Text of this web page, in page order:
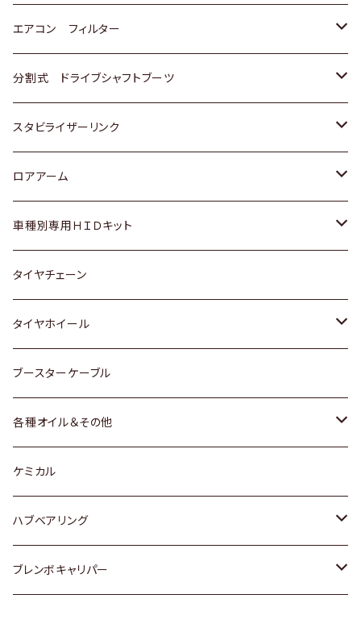
スバル
マツダ
三菱
スバル
三菱
スバル
スズキ
日産
いすゞ
ダイハツ
マツダ
三菱
スバル
レクサス
トヨタ
ホンダ
スズキ
日産
ダイハツ
マツダ
三菱
スバル
エアコン フィルター
トヨタ
ホンダ
スズキ
日産
いすゞ
ダイハツ
マツダ
三菱
スバル
分割式 ドライブシャフトブーツ
トヨタ
ホンダ
スズキ
日産
ダイハツ
スバル
スタビライザーリンク
トヨタ
ホンダ
スズキ
日産
ダイハツ
マツダ
ロアアーム
ホンダ
スズキ
日産
ダイハツ
マツダ
スバル
車種別専用ＨＩＤキット
トヨタ
マツダ
タイヤチェーン
タイヤホイール
トヨタ
ホンダ
スズキ
日産
ダイハツ
ブースターケーブル
各種オイル＆その他
ディーデル洗浄添加剤
ケミカル
ハブベアリング
トヨタ
ブレンボキャリパー